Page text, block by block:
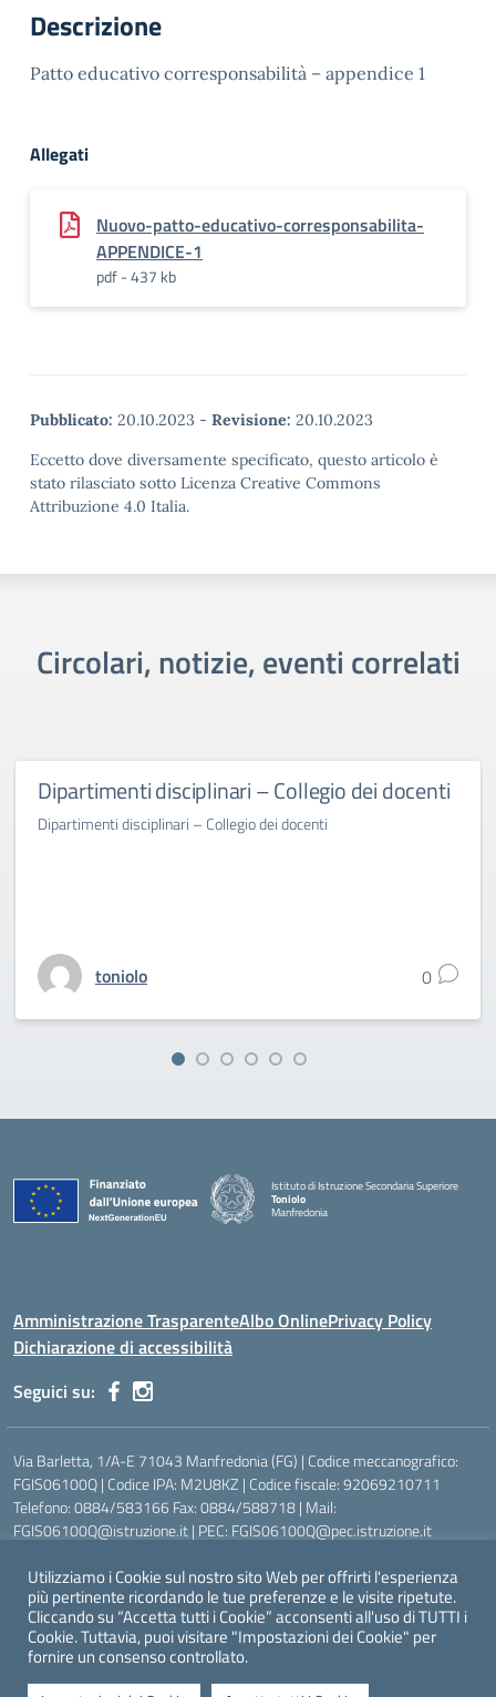
Descrizione
Patto educativo corresponsabilità – appendice 1
Allegati
Nuovo-patto-educativo-corresponsabilita-
APPENDICE-1
pdf - 437 kb
Pubblicato: 20.10.2023 - Revisione: 20.10.2023
Eccetto dove diversamente specificato, questo articolo è
stato rilasciato sotto Licenza Creative Commons
Attribuzione 4.0 Italia.
Circolari, notizie, eventi correlati
Dipartimenti disciplinari – Collegio dei docenti
Dipartimenti disciplinari – Collegio dei docenti
toniolo 0
Istituto di Istruzione Secondaria Superiore
Toniolo
Manfredonia
Amministrazione TrasparenteAlbo OnlinePrivacy Policy
Dichiarazione di accessibilità
Seguici su:
Via Barletta, 1/A-E 71043 Manfredonia (FG) | Codice meccanografico:
FGIS06100Q | Codice IPA: M2U8KZ | Codice fiscale: 92069210711
Telefono: 0884/583166 Fax: 0884/588718 | Mail:
FGIS06100Q@istruzione.it | PEC: FGIS06100Q@pec.istruzione.it
Ufficio Scolastico Territoriale:https://www.ustfoggia.it
Comune:https://www.comune.manfredonia.fg.it
Concept & Design by Designers Italia
Utilizziamo i Cookie sul nostro sito Web per offrirti l'esperienza
più pertinente ricordando le tue preferenze e le visite ripetute.
Cliccando su “Accetta tutti i Cookie” acconsenti all'uso di TUTTI i
Cookie. Tuttavia, puoi visitare "Impostazioni dei Cookie" per
fornire un consenso controllato.